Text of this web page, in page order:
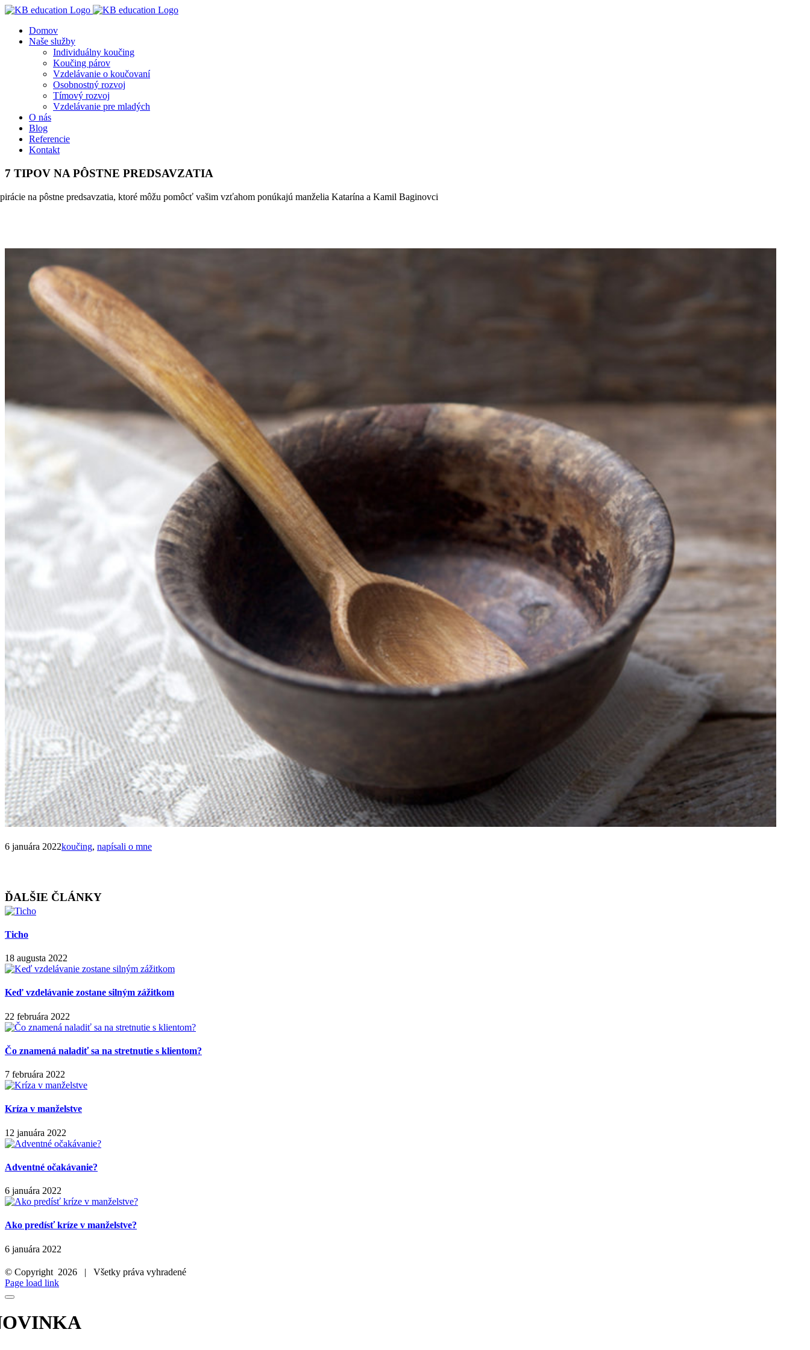
Skip
contentDomov
Naše služby
Individuálny koučing
Koučing párov
Vzdelávanie o koučovaní
Osobnostný rozvoj
Tímový rozvoj
Vzdelávanie pre mladých
O nás
Blog
Referencie
Kontakt
7 TIPOV NA PÔSTNE PREDSAVZATIA
na pôstne predsavzatia, ktoré môžu pomôcť vašim vzťahom ponúkajú manželia Katarína a Kamil Baginovci
6 januára 2022koučing, napísali o mne
ĎALŠIE ČLÁNKY
Ticho
18 augusta 2022
Keď vzdelávanie zostane silným zážitkom
22 februára 2022
Čo znamená naladiť sa na stretnutie s klientom?
7 februára 2022
Kríza v manželstve
12 januára 2022
Adventné očakávanie?
6 januára 2022
Ako predísť kríze v manželstve?
6 januára 2022
© Copyright 2026 | Všetky práva vyhradené
Facebook
Instagram
LinkedIn
Page load link